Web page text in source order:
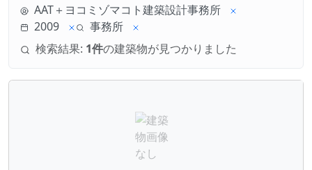
AAT＋ヨコミゾマコト建築設計事務所
2009
事務所
検索結果: 1件の建築物が見つかりました